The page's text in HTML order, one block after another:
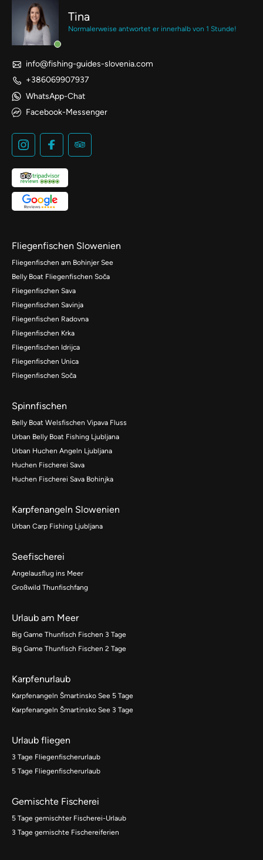
Tina
Normalerweise antwortet er innerhalb von 1 Stunde!
info@fishing-guides-slovenia.com
+386069907937
WhatsApp-Chat
Facebook-Messenger
Fliegenfischen Slowenien
Fliegenfischen am Bohinjer See
Belly Boat Fliegenfischen Soča
Fliegenfischen Sava
Fliegenfischen Savinja
Fliegenfischen Radovna
Fliegenfischen Krka
Fliegenfischen Idrijca
Fliegenfischen Unica
Fliegenfischen Soča
Spinnfischen
Belly Boat Welsfischen Vipava Fluss
Urban Belly Boat Fishing Ljubljana
Urban Huchen Angeln Ljubljana
Huchen Fischerei Sava
Huchen Fischerei Sava Bohinjka
Karpfenangeln Slowenien
Urban Carp Fishing Ljubljana
Seefischerei
Angelausflug ins Meer
Großwild Thunfischfang
Urlaub am Meer
Big Game Thunfisch Fischen 3 Tage
Big Game Thunfisch Fischen 2 Tage
Karpfenurlaub
Karpfenangeln Šmartinsko See 5 Tage
Karpfenangeln Šmartinsko See 3 Tage
Urlaub fliegen
3 Tage Fliegenfischerurlaub
5 Tage Fliegenfischerurlaub
Gemischte Fischerei
5 Tage gemischter Fischerei-Urlaub
3 Tage gemischte Fischereiferien